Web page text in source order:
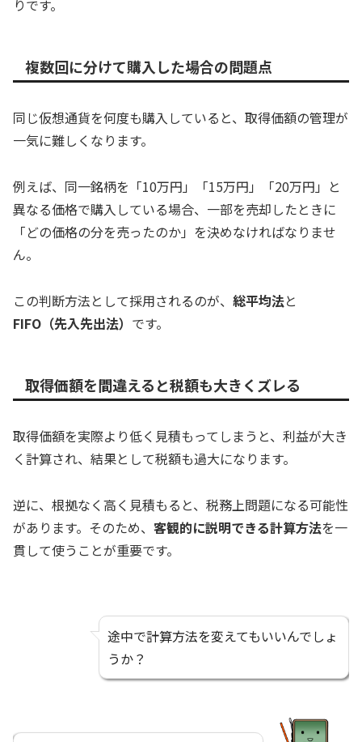
りです。
複数回に分けて購入した場合の問題点
同じ仮想通貨を何度も購入していると、取得価額の管理が
一気に難しくなります。
例えば、同一銘柄を「10万円」「15万円」「20万円」と
異なる価格で購入している場合、一部を売却したときに
「どの価格の分を売ったのか」を決めなければなりませ
ん。
この判断方法として採用されるのが、 総平均法と
FIFO（先入先出法） です。
取得価額を間違えると税額も大きくズレる
取得価額を実際より低く見積もってしまうと、利益が大き
く計算され、結果として税額も過大になります。
逆に、根拠なく高く見積もると、税務上問題になる可能性
があります。そのため、 客観的に説明できる計算方法を一
貫して使うことが重要です。
途中で計算方法を変えてもいいんでしょ
うか？